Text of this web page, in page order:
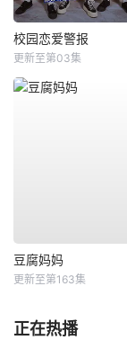
校园恋爱警报
更新至第03集
豆腐妈妈
更新至第163集
正在热播